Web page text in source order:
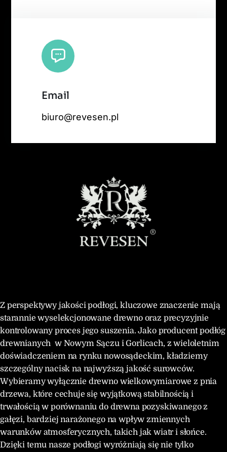
Email
biuro@revesen.pl
Z perspektywy jakości podłogi, kluczowe znaczenie mają
starannie wyselekcjonowane drewno oraz precyzyjnie
kontrolowany proces jego suszenia. Jako producent podłóg
drewnianych w Nowym Sączu i Gorlicach, z wieloletnim
doświadczeniem na rynku nowosądeckim, kładziemy
szczególny nacisk na najwyższą jakość surowców.
Wybieramy wyłącznie drewno wielkowymiarowe z pnia
drzewa, które cechuje się wyjątkową stabilnością i
trwałością w porównaniu do drewna pozyskiwanego z
gałęzi, bardziej narażonego na wpływ zmiennych
warunków atmosferycznych, takich jak wiatr i słońce.
Dzięki temu nasze podłogi wyróżniają się nie tylko